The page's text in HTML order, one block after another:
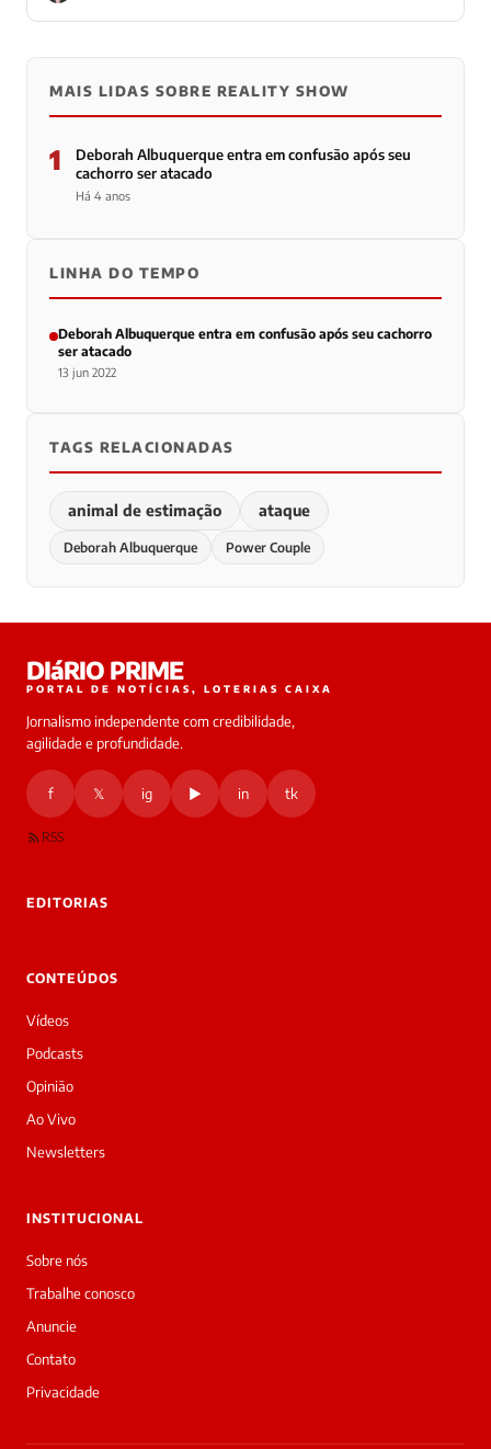
MAIS LIDAS SOBRE REALITY SHOW
1
Deborah Albuquerque entra em confusão após seu
cachorro ser atacado
Há 4 anos
LINHA DO TEMPO
Deborah Albuquerque entra em confusão após seu cachorro
ser atacado
13 jun 2022
TAGS RELACIONADAS
animal de estimação ataque
Deborah Albuquerque Power Couple
DIáRIO PRIME
PORTAL DE NOTÍCIAS, LOTERIAS CAIXA
Jornalismo independente com credibilidade,
agilidade e profundidade.
f 𝕏 ig ▶ in tk
RSS
EDITORIAS
CONTEÚDOS
Vídeos
Podcasts
Opinião
Ao Vivo
Newsletters
INSTITUCIONAL
Sobre nós
Trabalhe conosco
Anuncie
Contato
Privacidade